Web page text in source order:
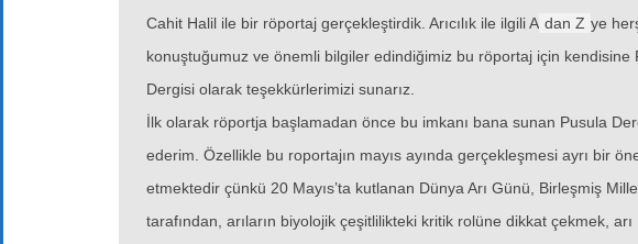
Cahit Halil ile bir röportaj gerçekleştirdik. Arıcılık ile ilgili A dan Z ye
konuştuğumuz ve önemli bilgiler edindiğimiz bu röportaj için kendisine
Dergisi olarak teşekkürlerimizi sunarız.
İlk olarak röportja başlamadan önce bu imkanı bana sunan Pusula
ederim. Özellikle bu roportajın mayıs ayında gerçekleşmesi ayrı bir
etmektedir çünkü 20 Mayıs’ta kutlanan Dünya Arı Günü, Birleşmiş
tarafından, arıların biyolojik çeşitlilikteki kritik rolüne dikkat çekmek, arı